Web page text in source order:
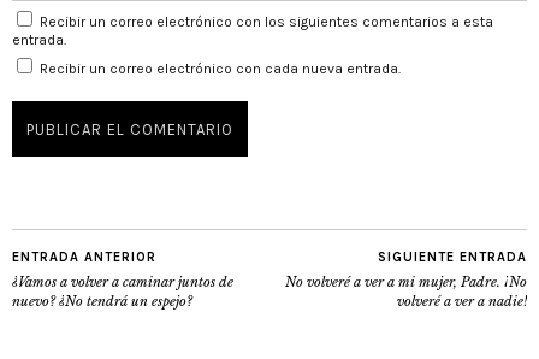
Recibir un correo electrónico con los siguientes comentarios a esta
entrada.
Recibir un correo electrónico con cada nueva entrada.
ENTRADA ANTERIOR
¿Vamos a volver a caminar juntos de
nuevo? ¿No tendrá un espejo?
SIGUIENTE ENTRADA
No volveré a ver a mi mujer, Padre. ¡No
volveré a ver a nadie!